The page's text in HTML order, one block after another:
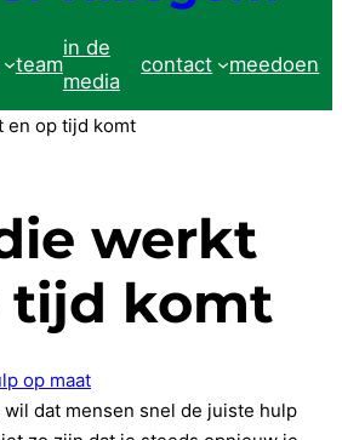
team
in de
media
contact meedoen
en op tijd komt
werkt
tijd komt
op maat
dat mensen snel de juiste hulp